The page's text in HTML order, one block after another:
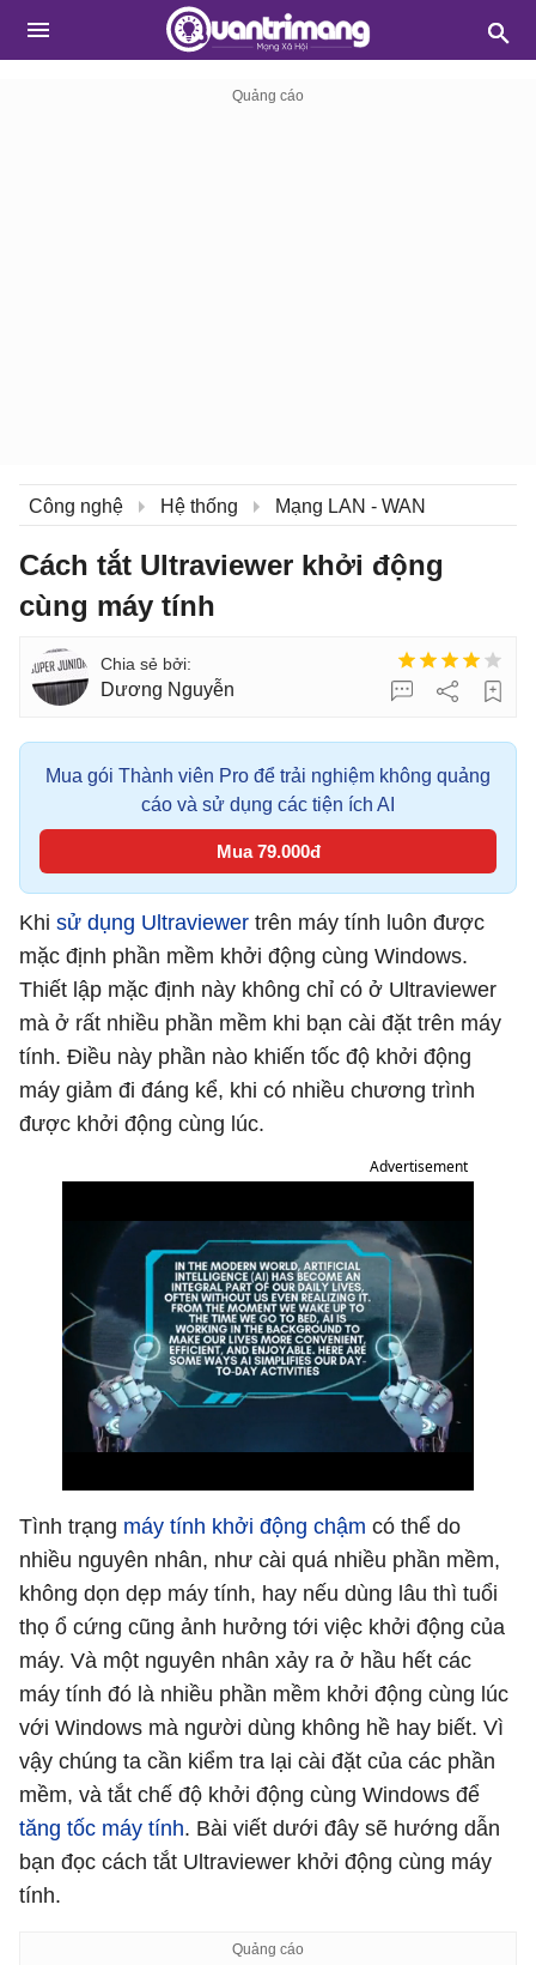
Công nghệ Hệ thống Mạng LAN - WAN
Cách tắt Ultraviewer khởi động
cùng máy tính
Dương Nguyễn
Mua gói Thành viên Pro để trải nghiệm không quảng
cáo và sử dụng các tiện ích AI
Mua 79.000đ
Khi sử dụng Ultraviewer trên máy tính luôn được
mặc định phần mềm khởi động cùng Windows.
Thiết lập mặc định này không chỉ có ở Ultraviewer
mà ở rất nhiều phần mềm khi bạn cài đặt trên máy
tính. Điều này phần nào khiến tốc độ khởi động
máy giảm đi đáng kể, khi có nhiều chương trình
được khởi động cùng lúc.
Advertisement
Tình trạng máy tính khởi động chậm có thể do
nhiều nguyên nhân, như cài quá nhiều phần mềm,
không dọn dẹp máy tính, hay nếu dùng lâu thì tuổi
thọ ổ cứng cũng ảnh hưởng tới việc khởi động của
máy. Và một nguyên nhân xảy ra ở hầu hết các
máy tính đó là nhiều phần mềm khởi động cùng lúc
với Windows mà người dùng không hề hay biết. Vì
vậy chúng ta cần kiểm tra lại cài đặt của các phần
mềm, và tắt chế độ khởi động cùng Windows để
tăng tốc máy tính. Bài viết dưới đây sẽ hướng dẫn
bạn đọc cách tắt Ultraviewer khởi động cùng máy
tính.